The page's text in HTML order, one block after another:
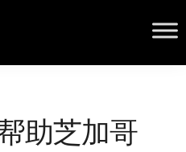
助芝加哥